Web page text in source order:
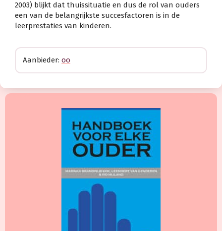
2003) blijkt dat thuissituatie en dus de rol van ouders
een van de belangrijkste succesfactoren is in de
leerprestaties van kinderen.
Aanbieder: oo